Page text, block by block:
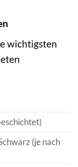
wichtigsten
(je nach